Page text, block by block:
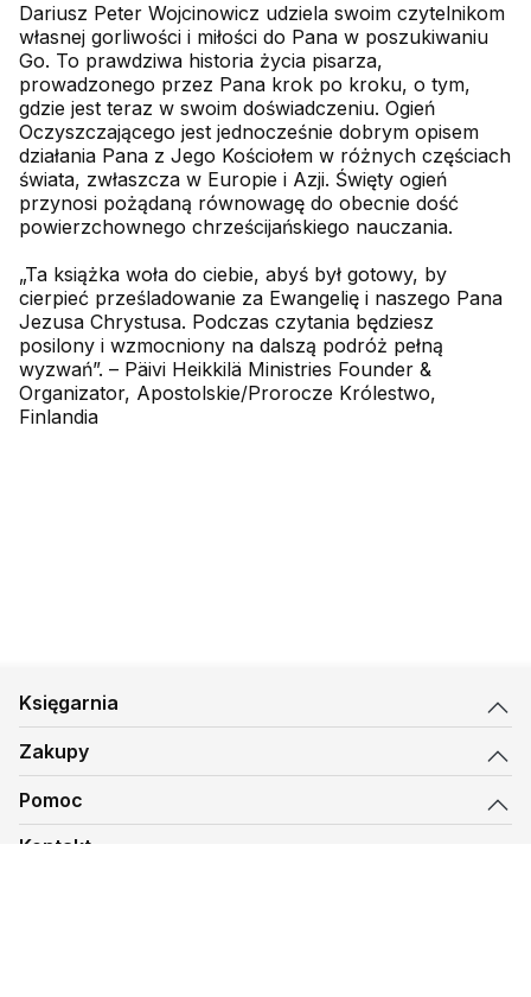
Dariusz Peter Wojcinowicz udziela swoim czytelnikom
własnej gorliwości i miłości do Pana w poszukiwaniu
Go. To prawdziwa historia życia pisarza,
prowadzonego przez Pana krok po kroku, o tym,
gdzie jest teraz w swoim doświadczeniu. Ogień
Oczyszczającego jest jednocześnie dobrym opisem
działania Pana z Jego Kościołem w różnych częściach
świata, zwłaszcza w Europie i Azji. Święty ogień
przynosi pożądaną równowagę do obecnie dość
powierzchownego chrześcijańskiego nauczania.
„Ta książka woła do ciebie, abyś był gotowy, by
cierpieć prześladowanie za Ewangelię i naszego Pana
Jezusa Chrystusa. Podczas czytania będziesz
posilony i wzmocniony na dalszą podróż pełną
wyzwań”. – Päivi Heikkilä Ministries Founder &
Organizator, Apostolskie/Prorocze Królestwo,
Finlandia
Księgarnia
Zakupy
Pomoc
Kontakt